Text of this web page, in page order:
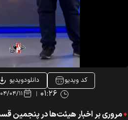
کد ویدیو دانلودویدیو
۰۱:۲۶ ۱۴۰۴/۰۴/
مروری بر اخبار هیئت‌ها در پنجمین